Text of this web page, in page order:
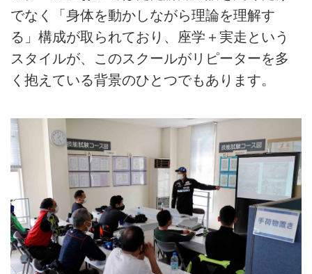
でなく「身体を動かしながら理論を理解す
る」構成が取られており、座学＋実走という
スタイルが、このスクールがリピーターを多
く抱えている背景のひとつでもあります。